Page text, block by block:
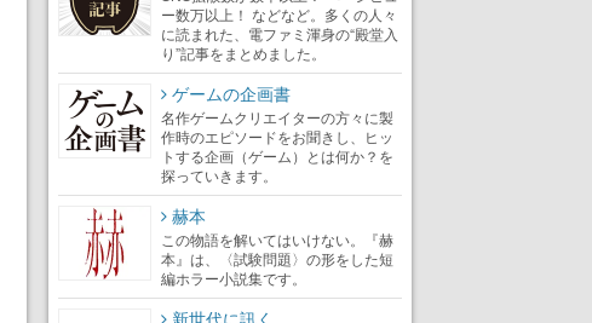
ー数万以上！ などなど。多くの人々
に読まれた、電ファミ渾身の“殿堂入
り”記事をまとめました。
ゲームの企画書
名作ゲームクリエイターの方々に製
作時のエピソードをお聞きし、ヒッ
トする企画（ゲーム）とは何か？を
探っていきます。
赫本
この物語を解いてはいけない。『赫
本』は、〈試験問題〉の形をした短
編ホラー小説集です。
新世代に訊く